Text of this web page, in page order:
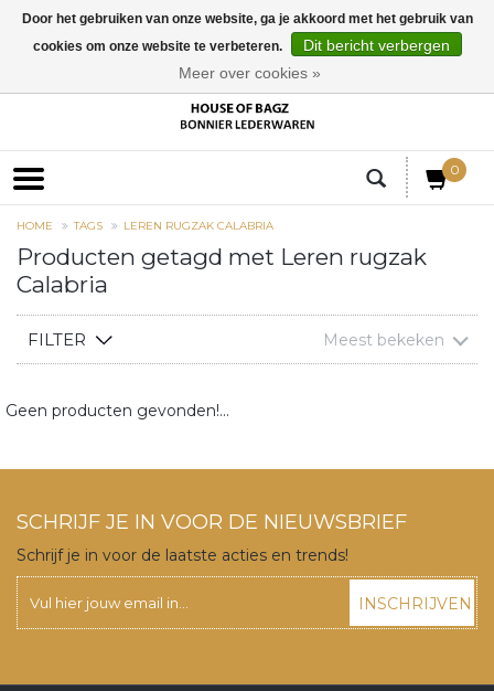
0
HOME TAGS LEREN RUGZAK CALABRIA
Producten getagd met Leren rugzak
Calabria
FILTER Meest bekeken
Geen producten gevonden!...
SCHRIJF JE IN VOOR DE NIEUWSBRIEF
Schrijf je in voor de laatste acties en trends!
INSCHRIJVEN
Door het gebruiken van onze website, ga je akkoord met het gebruik van
cookies om onze website te verbeteren.
Dit bericht verbergen
Meer over cookies »